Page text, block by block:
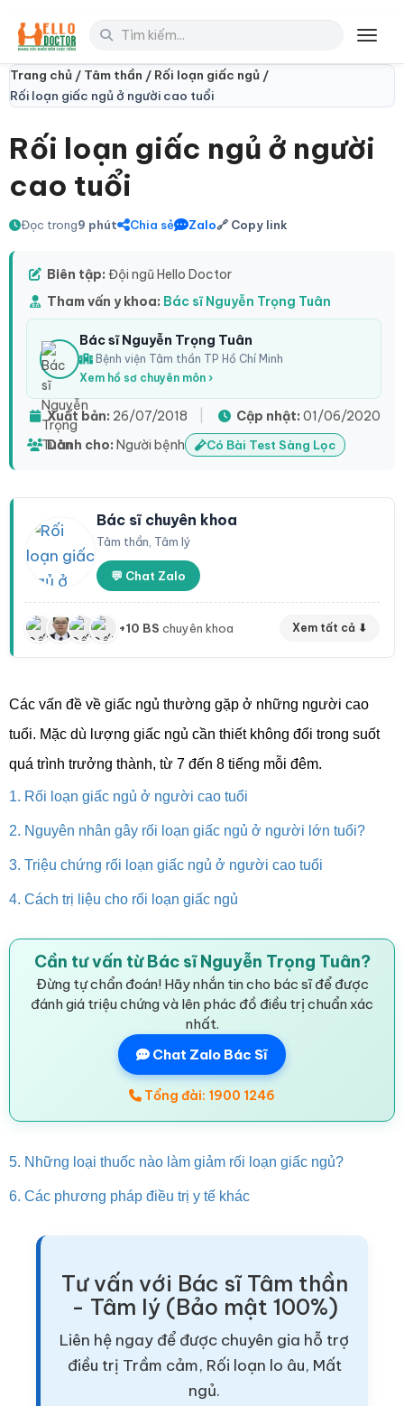
Trang chủ / Tâm thần / Rối loạn giấc ngủ /
Rối loạn giấc ngủ ở người cao tuổi
Rối loạn giấc ngủ ở người
cao tuổi
Đọc trong9 phút Chia sẻ Zalo🔗 Copy link
Biên tập: Đội ngũ Hello Doctor
Tham vấn y khoa: Bác sĩ Nguyễn Trọng Tuân
Bác sĩ Nguyễn Trọng Tuân
Bệnh viện Tâm thần TP Hồ Chí Minh
Xem hồ sơ chuyên môn ›
Xuất bản: 26/07/2018 Cập nhật: 01/06/2020
Dành cho: Người bệnh Có Bài Test Sàng Lọc
Bác sĩ chuyên khoa
Tâm thần, Tâm lý
💬 Chat Zalo
+10 BS chuyên khoa Xem tất cả ⬇
Các vấn đề về giấc ngủ thường gặp ở những người cao
tuổi. Mặc dù lượng giấc ngủ cần thiết không đổi trong suốt
quá trình trưởng thành, từ 7 đến 8 tiếng mỗi đêm.
1. Rối loạn giấc ngủ ở người cao tuổi
2. Nguyên nhân gây rối loạn giấc ngủ ở người lớn tuổi?
3. Triệu chứng rối loạn giấc ngủ ở người cao tuổi
4. Cách trị liệu cho rối loạn giấc ngủ
Cần tư vấn từ Bác sĩ Nguyễn Trọng Tuân?
Đừng tự chẩn đoán! Hãy nhắn tin cho bác sĩ để được
đánh giá triệu chứng và lên phác đồ điều trị chuẩn xác
nhất.
Chat Zalo Bác Sĩ
Tổng đài: 1900 1246
5. Những loại thuốc nào làm giảm rối loạn giấc ngủ?
6. Các phương pháp điều trị y tế khác
Tư vấn với Bác sĩ Tâm thần
- Tâm lý (Bảo mật 100%)
Liên hệ ngay để được chuyên gia hỗ trợ
điều trị Trầm cảm, Rối loạn lo âu, Mất
ngủ.